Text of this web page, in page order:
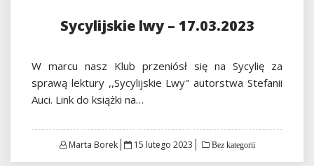
Sycylijskie lwy – 17.03.2023
W marcu nasz Klub przeniósł się na Sycylię za
sprawą lektury ,,Sycylijskie Lwy" autorstwa Stefanii
Auci. Link do książki na…
Marta Borek
Posted
15 lutego 2023 Bez kategorii